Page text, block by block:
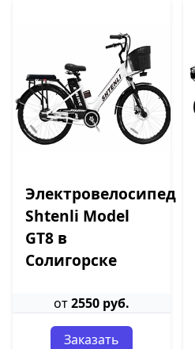
Электровелосипед
Shtenli Model
GT8 в
Солигорске
от2550 руб.
Заказать